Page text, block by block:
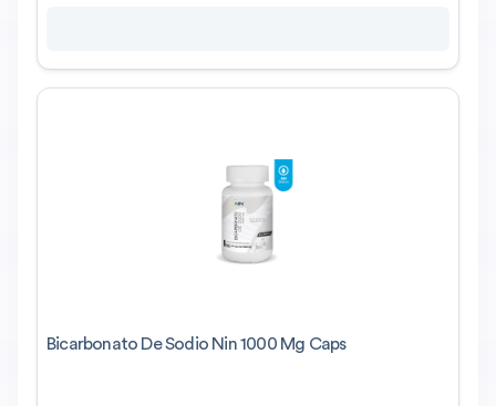
Bicarbonato De Sodio Nin 1000 Mg Caps